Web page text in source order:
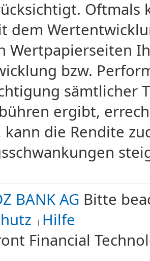
Oftmals
dem
Wertpapierseiten
bzw.
sämtlicher
ergibt,
kann die Rendite
BANK AG Bitte
Hilfe
Financial